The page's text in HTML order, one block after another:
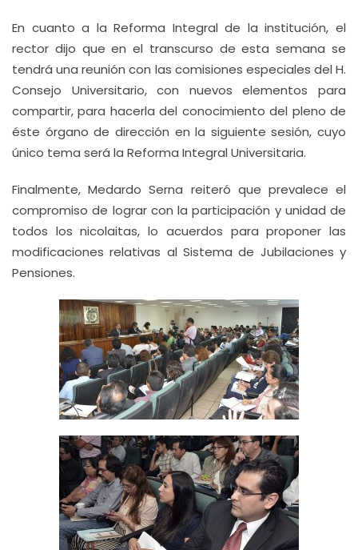
En cuanto a la Reforma Integral de la institución, el
rector dijo que en el transcurso de esta semana se
tendrá una reunión con las comisiones especiales del H.
Consejo Universitario, con nuevos elementos para
compartir, para hacerla del conocimiento del pleno de
éste órgano de dirección en la siguiente sesión, cuyo
único tema será la Reforma Integral Universitaria.
Finalmente, Medardo Serna reiteró que prevalece el
compromiso de lograr con la participación y unidad de
todos los nicolaitas, lo acuerdos para proponer las
modificaciones relativas al Sistema de Jubilaciones y
Pensiones.